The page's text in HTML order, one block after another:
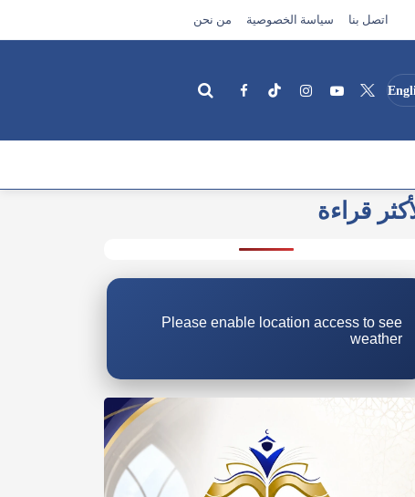
اتصل بنا سياسة الخصوصية من نحن
قراءة
Please enable location access to see
weather